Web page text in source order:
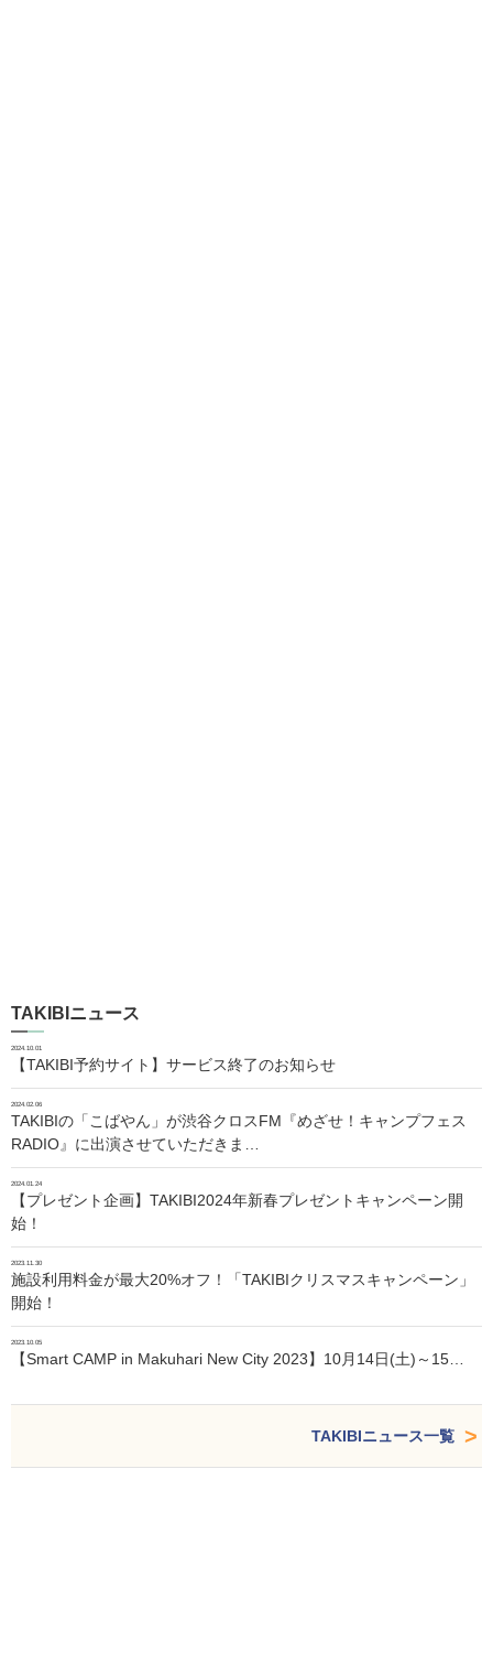
TAKIBIニュース
2024.10.01
【TAKIBI予約サイト】サービス終了のお知らせ
2024.02.06
TAKIBIの「こばやん」が渋谷クロスFM『めざせ！キャンプフェス
RADIO』に出演させていただきま…
2024.01.24
【プレゼント企画】TAKIBI2024年新春プレゼントキャンペーン開
始！
2023.11.30
施設利用料金が最大20%オフ！「TAKIBIクリスマスキャンペーン」
開始！
2023.10.05
【Smart CAMP in Makuhari New City 2023】10月14日(土)～15…
TAKIBIニュース一覧